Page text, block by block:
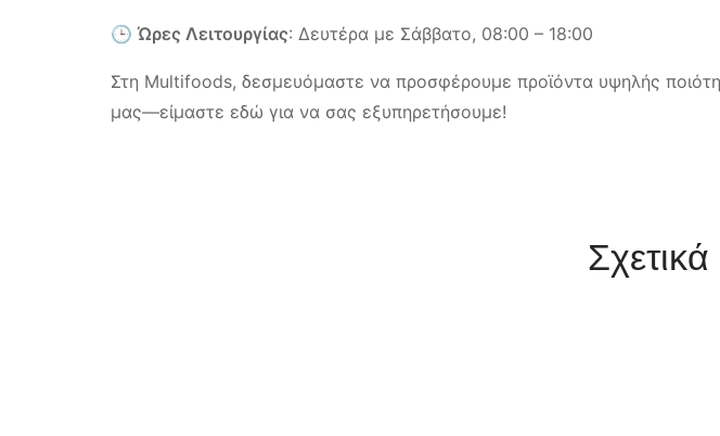
🕒 Ώρες Λειτουργίας: Δευτέρα με Σάββατο, 08:00 – 18:00
Στη Multifoods, δεσμευόμαστε να προσφέρουμε προϊόντα υψηλής
μας—είμαστε εδώ για να σας εξυπηρετήσουμε!